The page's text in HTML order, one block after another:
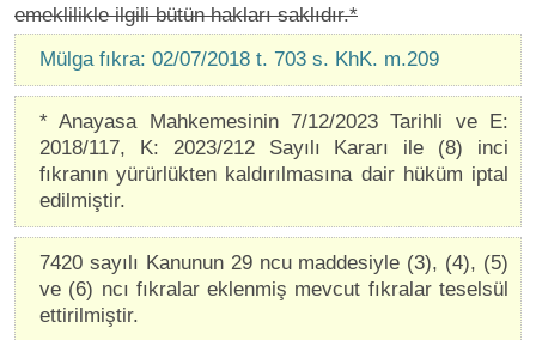
emeklilikle ilgili bütün hakları saklıdır.*
Mülga fıkra: 02/07/2018 t. 703 s. KhK. m.209
* Anayasa Mahkemesinin 7/12/2023 Tarihli ve E:
2018/117, K: 2023/212 Sayılı Kararı ile (8) inci
fıkranın yürürlükten kaldırılmasına dair hüküm iptal
edilmiştir.
7420 sayılı Kanunun 29 ncu maddesiyle (3), (4), (5)
ve (6) ncı fıkralar eklenmiş mevcut fıkralar teselsül
ettirilmiştir.